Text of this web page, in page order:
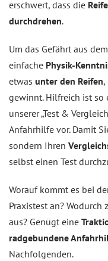
erschwert, dass die
durchdrehen.
Um das Gefährt aus
einfache Physik-
etwas unter den Reifen
gewinnt. Hilfreich ist so
unserer „Test &
Anfahrhilfe vor. Damit
sondern Ihren
selbst einen Test
Worauf kommt es bei
Praxistest an? Wodurch
aus? Genügt eine
radgebundene
Nachfolgenden.